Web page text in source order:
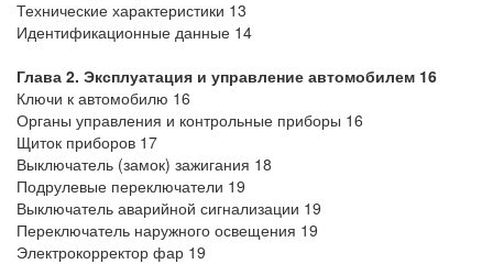
Технические характеристики 13
Идентификационные данные 14
Глава 2. Эксплуатация и управление автомобилем 16
Ключи к автомобилю 16
Органы управления и контрольные приборы 16
Щиток приборов 17
Выключатель (замок) зажигания 18
Подрулевые переключатели 19
Выключатель аварийной сигнализации 19
Переключатель наружного освещения 19
Электрокорректор фар 19